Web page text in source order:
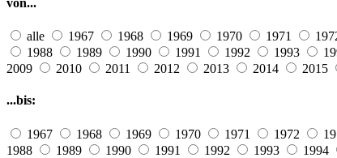
alle 1967 1968 1969 1970 1971
1988
1989 1990 1991 1992 1993
2009
2010 2011 2012 2013 2014 2015
...bis:
1967 1968 1969 1970 1971 1972
1988
1989 1990 1991 1992 1993 1994